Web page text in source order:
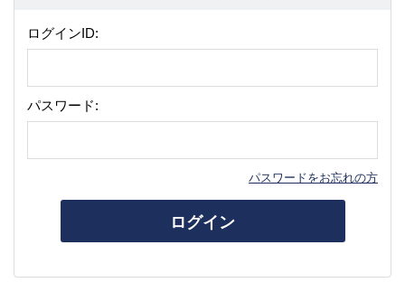
ログインID:
パスワード:
パスワードをお忘れの方
ログイン